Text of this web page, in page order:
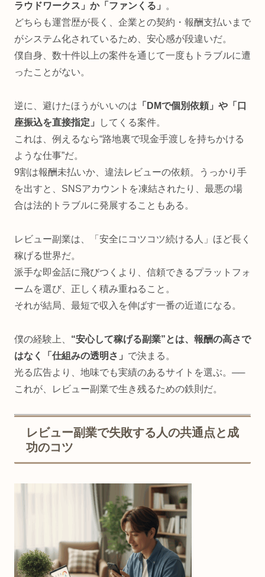
ラウドワークス」か「ファンくる」
。
どちらも運営歴が長く、企業との契約・報酬支払いまで
がシステム化されているため、安心感が段違いだ。
僕自身、数十件以上の案件を通じて一度もトラブルに遭
ったことがない。
逆に、避けたほうがいいのは 「DMで個別依頼」や「口
座振込を直接指定」
してくる案件。
これは、例えるなら“路地裏で現金手渡しを持ちかける
ような仕事”だ。
9割は報酬未払いか、違法レビューの依頼。うっかり手
を出すと、SNSアカウントを凍結されたり、最悪の場
合は法的トラブルに発展することもある。
レビュー副業は、「安全にコツコツ続ける人」ほど長く
稼げる世界だ。
派手な即金話に飛びつくより、信頼できるプラットフォ
ームを選び、正しく積み重ねること。
それが結局、最短で収入を伸ばす一番の近道になる。
僕の経験上、 “安心して稼げる副業”とは、報酬の高さで
はなく「仕組みの透明さ」 で決まる。
光る広告より、地味でも実績のあるサイトを選ぶ。──
これが、レビュー副業で生き残るための鉄則だ。
レビュー副業で失敗する人の共通点と成
功のコツ